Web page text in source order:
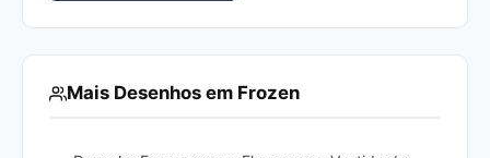
Mais Desenhos em Frozen